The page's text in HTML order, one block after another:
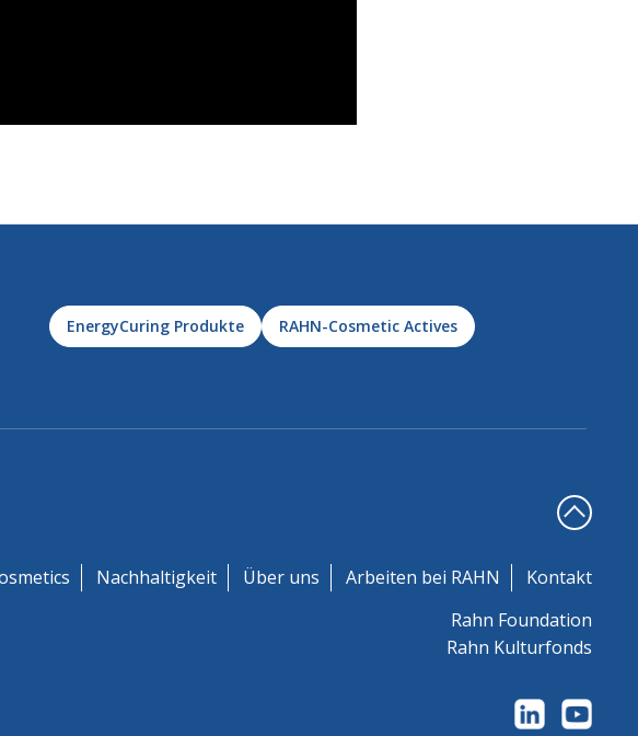
EnergyCuring Produkte RAHN-Cosmetic Actives
Nachhaltigkeit Über uns Arbeiten bei RAHN
Kontakt
Rahn Foundation
Rahn Kulturfonds